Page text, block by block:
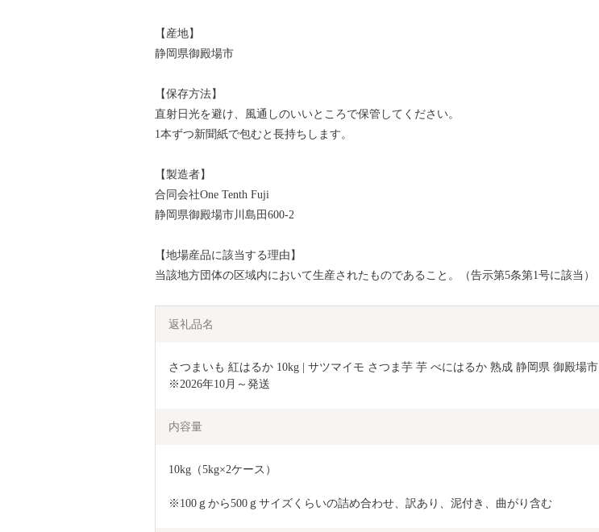
【産地】
静岡県御殿場市
【保存方法】
直射日光を避け、風通しのいいところで保管してください。
1本ずつ新聞紙で包むと長持ちします。
【製造者】
合同会社One Tenth Fuji
静岡県御殿場市川島田600-2
【地場産品に該当する理由】
当該地方団体の区域内において生産されたものであること。（告示第5条第1号に該当）
返礼品名
さつまいも 紅はるか 10kg | サツマイモ さつま芋 芋 べにはるか 熟成 静岡県 御殿場市
※2026年10月～発送
内容量
10kg（5kg×2ケース）
※100ｇから500ｇサイズくらいの詰め合わせ、訳あり、泥付き、曲がり含む